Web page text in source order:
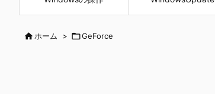
ホーム > GeForce